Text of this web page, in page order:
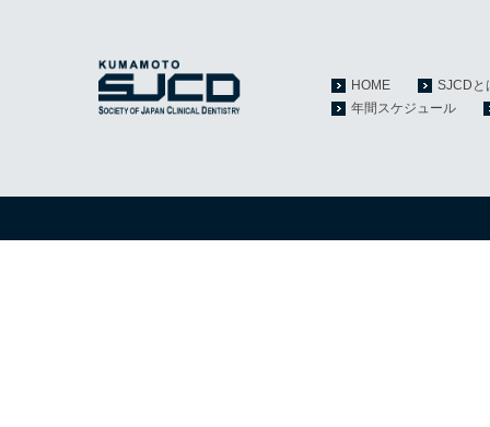
HOME
SJCDと
年間スケジュール